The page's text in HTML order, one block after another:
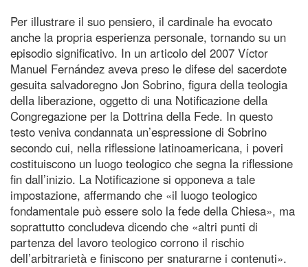
Per illustrare il suo pensiero, il cardinale ha evocato
anche la propria esperienza personale, tornando su un
episodio significativo. In un articolo del 2007 Víctor
Manuel Fernández aveva preso le difese del sacerdote
gesuita salvadoregno Jon Sobrino, figura della teologia
della liberazione, oggetto di una Notificazione della
Congregazione per la Dottrina della Fede. In questo
testo veniva condannata un’espressione di Sobrino
secondo cui, nella riflessione latinoamericana, i poveri
costituiscono un luogo teologico che segna la riflessione
fin dall’inizio. La Notificazione si opponeva a tale
impostazione, affermando che «il luogo teologico
fondamentale può essere solo la fede della Chiesa», ma
soprattutto concludeva dicendo che «altri punti di
partenza del lavoro teologico corrono il rischio
dell’arbitrarietà e finiscono per snaturarne i contenuti».